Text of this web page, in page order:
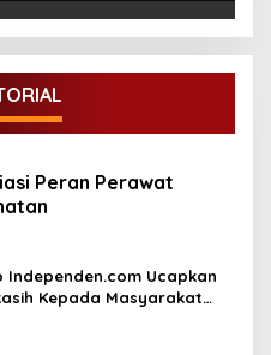
Peran Perawat
Independen.com Ucapkan
Kepada Masyarakat
Pembaca.